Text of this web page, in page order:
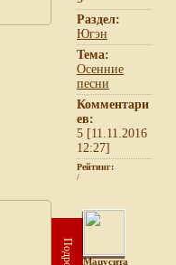
Раздел:
Югэн
Тема:
Осенние
песни
Комментари
ев:
5 [11.11.2016
12:27]
Рейтинг:
/
Мацусита